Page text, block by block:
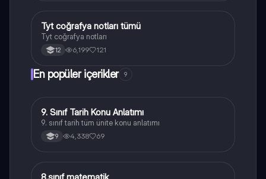
Coğrafya
Tyt coğrafya notları tümü
Tyt coğrafya notları
12 6,199 121
En popüler içerikler 9
Tarih
9. Sınıf Tarih Konu Anlatımı
9. sınıf tarih tüm ünite konu anlatımı
9 4,338 69
Matematik